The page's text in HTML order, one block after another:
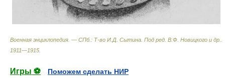
Военная энциклопедия. — СПб.: Т-во И.Д. Сытина. Под ред. В.Ф. Новицкого и др..
1911—1915.
Игры ⚽
Поможем сделать НИР